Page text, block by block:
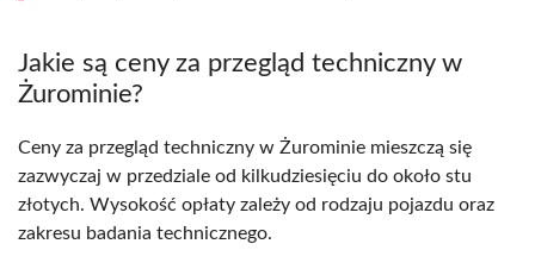
Jakie są ceny za przegląd techniczny w
Żurominie?
Ceny za przegląd techniczny w Żurominie mieszczą się
zazwyczaj w przedziale od kilkudziesięciu do około stu
złotych. Wysokość opłaty zależy od rodzaju pojazdu oraz
zakresu badania technicznego.